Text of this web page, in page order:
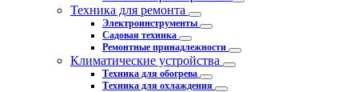
Техника для ремонта
Электроинструменты
Садовая техника
Ремонтные принадлежности
Климатические устройства
Техника для обогрева
Техника для охлаждения